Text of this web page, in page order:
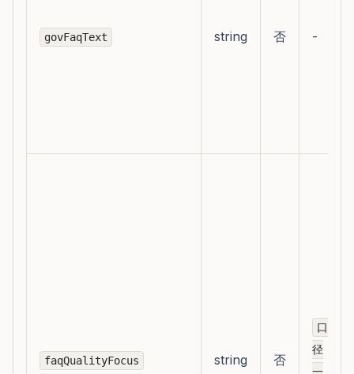
govFaqText string 否 -
faqQualityFocus string 否
口
径